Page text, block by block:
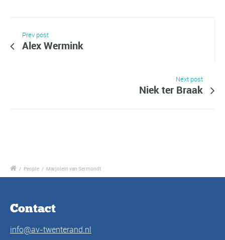
Prev post
Alex Wermink
Next post
Niek ter Braak
/ People / Marjolein van Sermondt
Contact
info@av-twenterand.nl